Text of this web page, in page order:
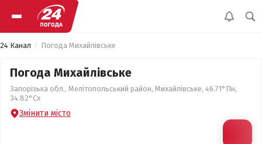
24 Канал Погода Михайлівське
Погода Михайлівське
Запорізька обл., Мелітопольський район, Михайлівське, 46.71°Пн,
34.82°Сх
Змінити місто